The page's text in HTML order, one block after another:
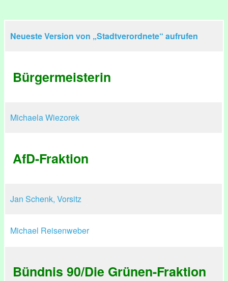
Neueste Version von „Stadtverordnete“ aufrufen
​Bürgermeisterin
Michaela Wiezorek
AfD-Fraktion
Jan Schenk, Vorsitz
Michael Reisenweber
Bündnis 90/Die Grünen-Fraktion